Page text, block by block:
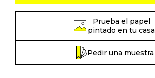
Prueba el papel
pintado en tu casa
Pedir una muestra